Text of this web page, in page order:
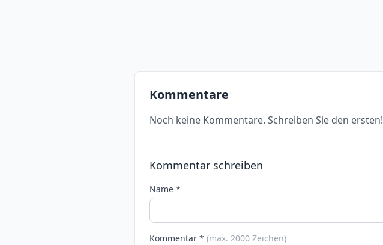
Kommentare
Noch keine Kommentare. Schreiben Sie den ersten!
Kommentar schreiben
Name *
Kommentar * (max. 2000 Zeichen)